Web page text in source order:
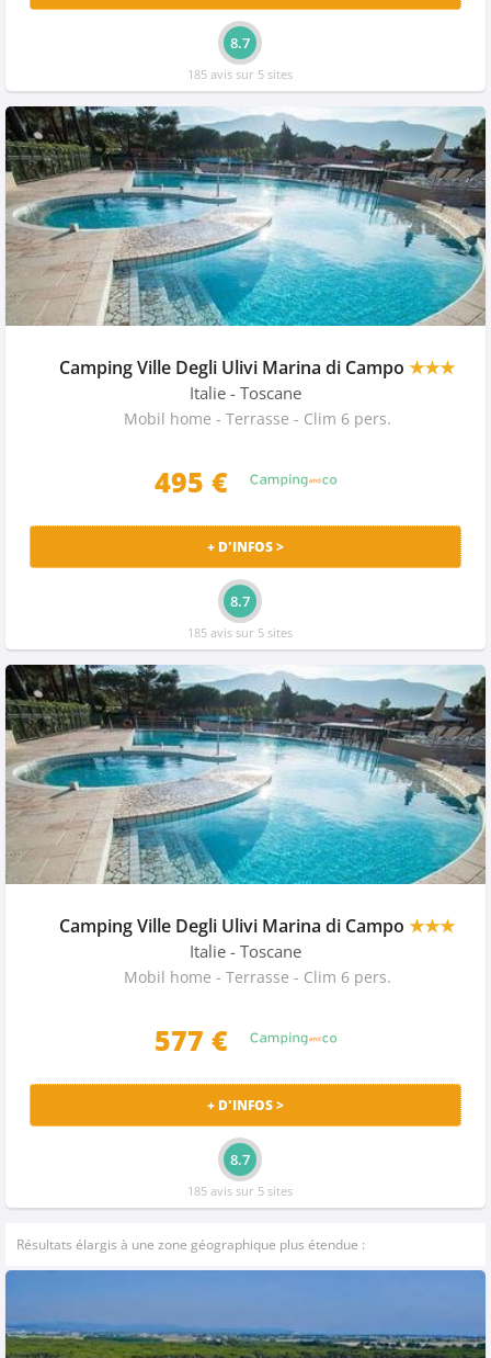
8.7
185 avis sur 5 sites
Camping Ville Degli Ulivi Marina di Campo ★★★
Italie - Toscane
Mobil home - Terrasse - Clim 6 pers.
495 €
+ D'INFOS >
8.7
185 avis sur 5 sites
Camping Ville Degli Ulivi Marina di Campo ★★★
Italie - Toscane
Mobil home - Terrasse - Clim 6 pers.
577 €
+ D'INFOS >
8.7
185 avis sur 5 sites
Résultats élargis à une zone géographique plus étendue :